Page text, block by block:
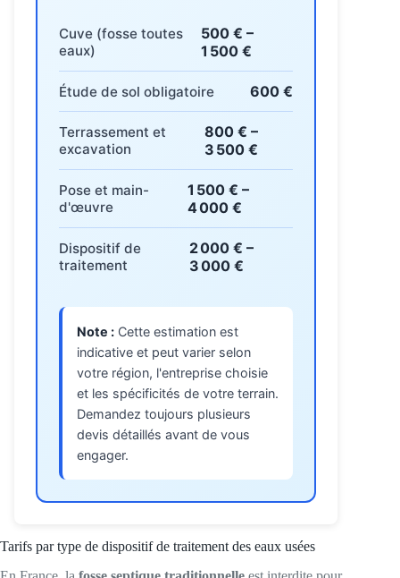
Cuve (fosse toutes
eaux)
500 € –
1 500 €
Étude de sol obligatoire 600 €
Terrassement et
excavation
800 € –
3 500 €
Pose et main-
d'œuvre
1 500 € –
4 000 €
Dispositif de
traitement
2 000 € –
3 000 €
Note : Cette estimation est
indicative et peut varier selon
votre région, l'entreprise choisie
et les spécificités de votre terrain.
Demandez toujours plusieurs
devis détaillés avant de vous
engager.
Tarifs par type de dispositif de traitement des eaux usées